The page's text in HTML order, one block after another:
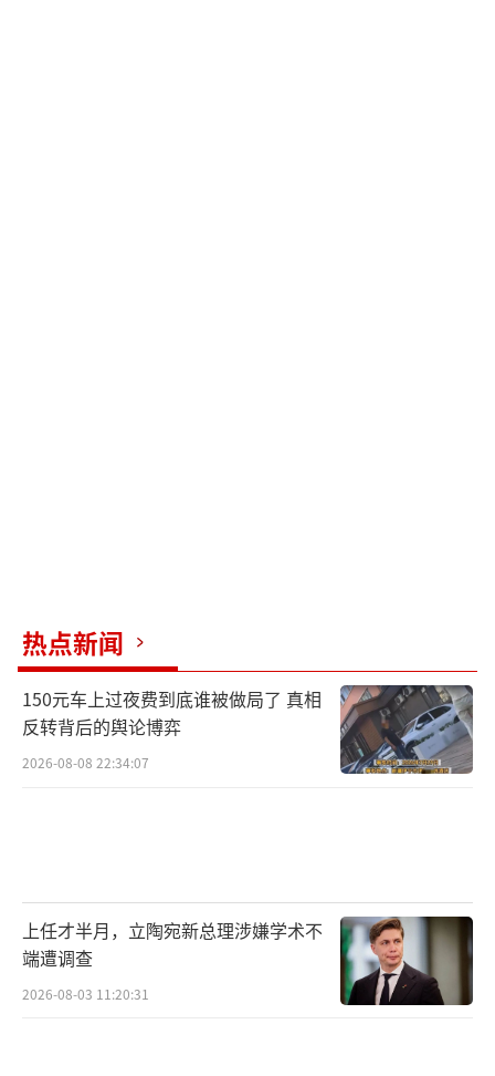
热点新闻
150元车上过夜费到底谁被做局了 真相
反转背后的舆论博弈
2026-08-08 22:34:07
上任才半月，立陶宛新总理涉嫌学术不
端遭调查
2026-08-03 11:20:31